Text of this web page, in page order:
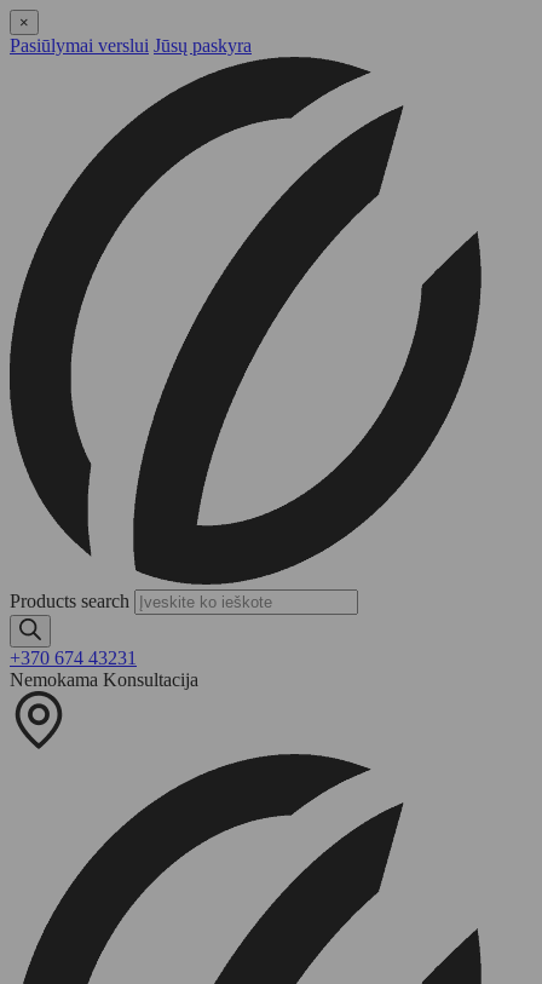
×
Pasiūlymai verslui Jūsų paskyra
Products search
+370 674 43231
Nemokama Konsultacija